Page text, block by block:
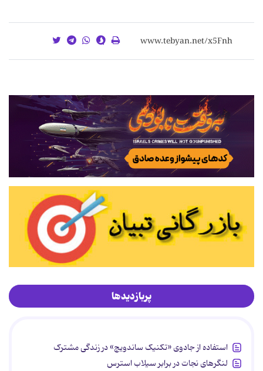
پربازدیدها
استفاده از جادوی «تکنیک ساندویچ» در زندگی مشترک
لنگرهای نجات در برابر سیلاب استرس